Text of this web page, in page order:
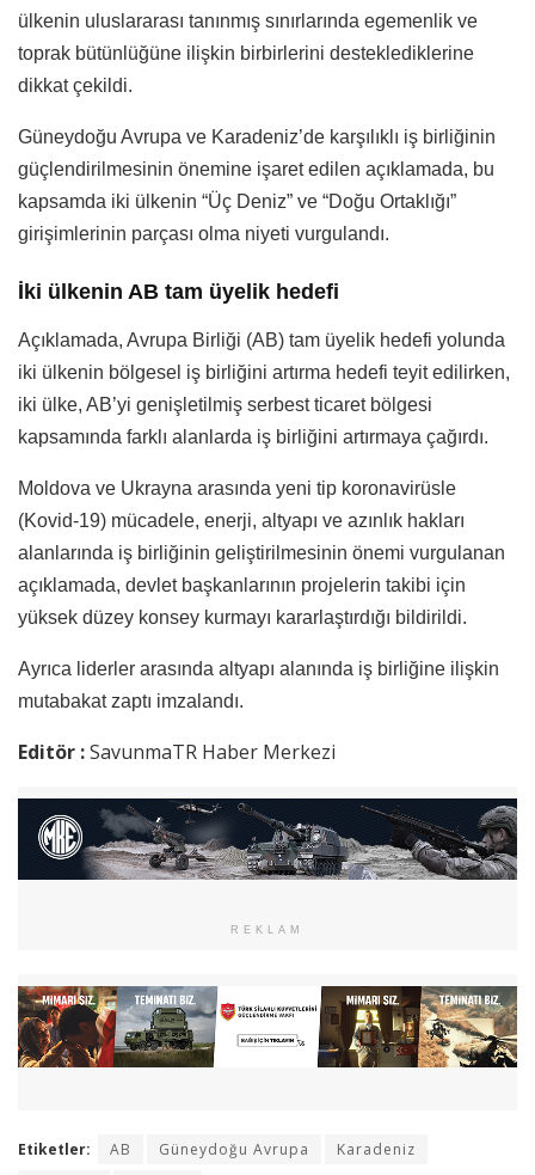
ülkenin uluslararası tanınmış sınırlarında egemenlik ve
toprak bütünlüğüne ilişkin birbirlerini desteklediklerine
dikkat çekildi.
Güneydoğu Avrupa ve Karadeniz’de karşılıklı iş birliğinin
güçlendirilmesinin önemine işaret edilen açıklamada, bu
kapsamda iki ülkenin “Üç Deniz” ve “Doğu Ortaklığı”
girişimlerinin parçası olma niyeti vurgulandı.
İki ülkenin AB tam üyelik hedefi
Açıklamada, Avrupa Birliği (AB) tam üyelik hedefi yolunda
iki ülkenin bölgesel iş birliğini artırma hedefi teyit edilirken,
iki ülke, AB’yi genişletilmiş serbest ticaret bölgesi
kapsamında farklı alanlarda iş birliğini artırmaya çağırdı.
Moldova ve Ukrayna arasında yeni tip koronavirüsle
(Kovid-19) mücadele, enerji, altyapı ve azınlık hakları
alanlarında iş birliğinin geliştirilmesinin önemi vurgulanan
açıklamada, devlet başkanlarının projelerin takibi için
yüksek düzey konsey kurmayı kararlaştırdığı bildirildi.
Ayrıca liderler arasında altyapı alanında iş birliğine ilişkin
mutabakat zaptı imzalandı.
Editör :SavunmaTR Haber Merkezi
REKLAM
Etiketler: AB Güneydoğu Avrupa
Karadeniz